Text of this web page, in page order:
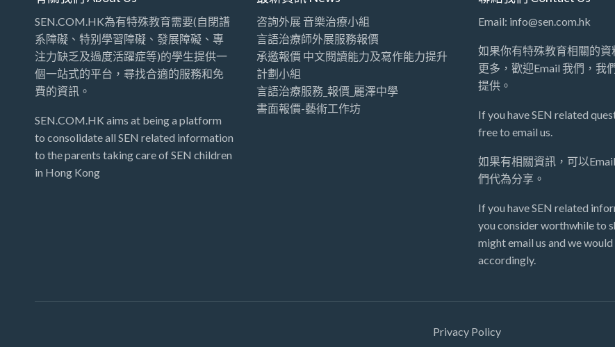
SEN.COM.HK為有特殊教育需要(自閉譜
系障礙、特别學習障礙、發展障礙、專
注力缺乏及過度活躍症等)的學生提供一
個一站式的平台，尋找合適的服務和免
費的資訊。
SEN.COM.HK aims at being a platform
to consolidate all SEN related information
to the parents taking care of SEN children
in Hong Kong
咨詢外展 音樂治療小組
言語治療師外展服務報價
承邀報價 中文閱讀能力及寫作能力提升
計劃小組
言語治療服務_報價_麗澤中學
書面報價-藝術工作坊
Email: info@sen.com.hk
如果你有特殊教育相關的資
更多，歡迎Email 我們，我
提供。
If you have SEN related
free to email us.
如果有相關資訊，可以
們代為分享。
If you have SEN related
you consider worthwhile to
might email us and we
accordingly.
Privacy Policy